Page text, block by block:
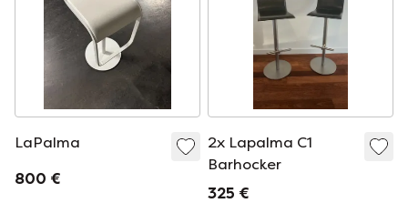
LaPalma
800 €
2x Lapalma C1
Barhocker
325 €